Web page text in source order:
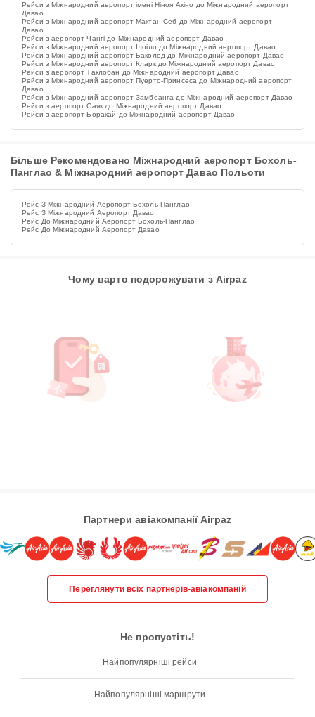
Рейси з Міжнародний аеропорт імені Ніноя Акіно до Міжнародний аеропорт
Давао
Рейси з Міжнародний аеропорт Мактан-Себ до Міжнародний аеропорт
Давао
Рейси з аеропорт Чангі до Міжнародний аеропорт Давао
Рейси з Міжнародний аеропорт Ілоіло до Міжнародний аеропорт Давао
Рейси з Міжнародний аеропорт Баколод до Міжнародний аеропорт Давао
Рейси з Міжнародний аеропорт Кларк до Міжнародний аеропорт Давао
Рейси з аеропорт Таклобан до Міжнародний аеропорт Давао
Рейси з Міжнародний аеропорт Пуерто-Принсеса до Міжнародний аеропорт
Давао
Рейси з Міжнародний аеропорт Замбоанга до Міжнародний аеропорт Давао
Рейси з аеропорт Саяк до Міжнародний аеропорт Давао
Рейси з аеропорт Боракай до Міжнародний аеропорт Давао
Більше Рекомендовано Міжнародний аеропорт Бохоль-
Панглао & Міжнародний аеропорт Давао Польоти
Рейс З Міжнародний Аеропорт Бохоль-Панглао
Рейс З Міжнародний Аеропорт Давао
Рейс До Міжнародний Аеропорт Бохоль-Панглао
Рейс До Міжнародний Аеропорт Давао
Чому варто подорожувати з Airpaz
Партнери авіакомпанії Airpaz
Переглянути всіх партнерів-авіакомпаній
Не пропустіть!
Найпопулярніші рейси
Найпопулярніші маршрути